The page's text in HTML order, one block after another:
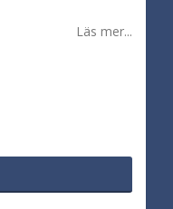
Läs mer...